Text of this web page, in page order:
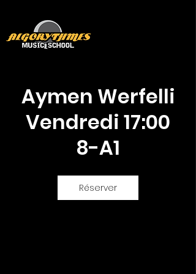
Aymen Werfelli
Vendredi 17:00
8-A1
Réserver